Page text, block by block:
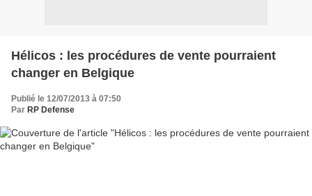
Hélicos : les procédures de vente pourraient
changer en Belgique
Publié le 12/07/2013 à 07:50
Par RP Defense